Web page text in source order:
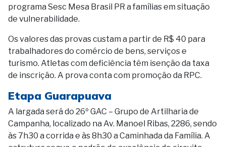
programa Sesc Mesa Brasil PR a famílias em situação
de vulnerabilidade.
Os valores das provas custam a partir de R$ 40 para
trabalhadores do comércio de bens, serviços e
turismo. Atletas com deficiência têm isenção da taxa
de inscrição. A prova conta com promoção da RPC.
Etapa Guarapuava
A largada será do 26º GAC – Grupo de Artilharia de
Campanha, localizado na Av. Manoel Ribas, 2286, sendo
às 7h30 a corrida e às 8h30 a Caminhada da Família. A